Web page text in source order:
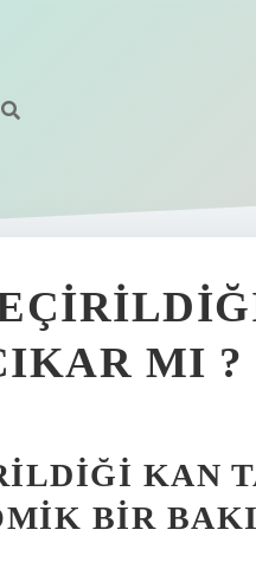
MI ?
KAN
BIR